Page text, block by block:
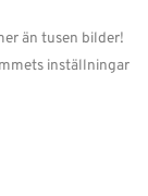
än tusen bilder!
inställningar